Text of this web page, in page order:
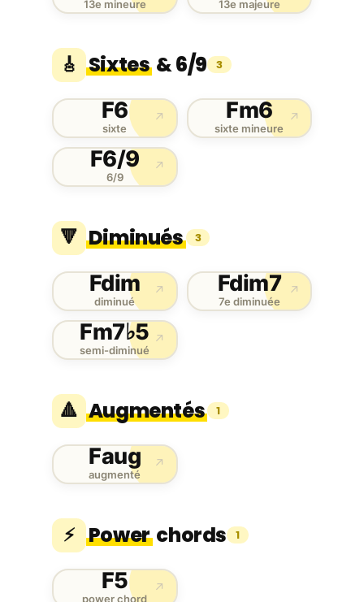
13e mineure 13e majeure
🎸 Sixtes & 6/9 3
F6
sixte
↗ Fm6
sixte mineure
↗
F6/9
6/9
↗
🔻 Diminués 3
Fdim
diminué
↗ Fdim7
7e diminuée
↗
Fm7♭5
semi-diminué
↗
🔺 Augmentés 1
Faug
augmenté
↗
⚡ Powerchords 1
F5
power chord
↗